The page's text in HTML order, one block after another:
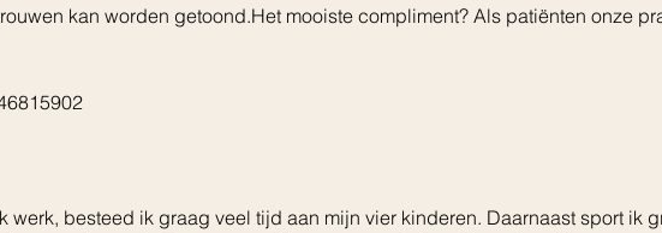
kan worden getoond.Het mooiste compliment? Als patiënten onze
werk, besteed ik graag veel tijd aan mijn vier kinderen. Daarnaast sport ik